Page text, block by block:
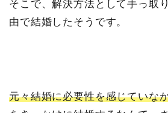
そこで、解決方法として手っ取
由で結婚したそうです。
元々結婚に必要性を感じていな